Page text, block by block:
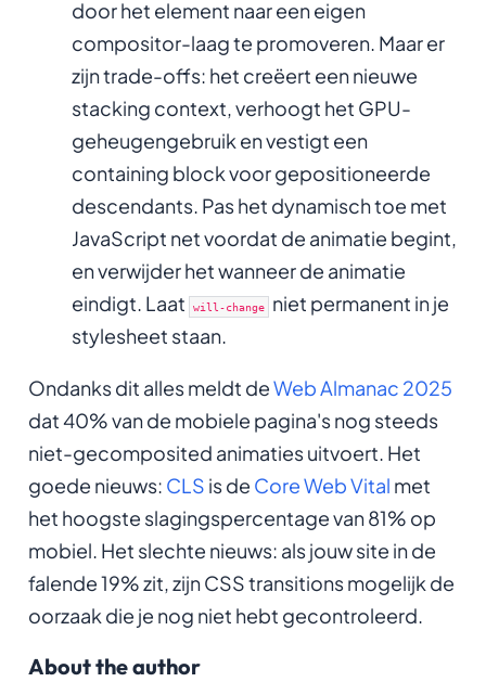
door het element naar een eigen
compositor-laag te promoveren. Maar er
zijn trade-offs: het creëert een nieuwe
stacking context, verhoogt het GPU-
geheugengebruik en vestigt een
containing block voor gepositioneerde
descendants. Pas het dynamisch toe met
JavaScript net voordat de animatie begint,
en verwijder het wanneer de animatie
eindigt. Laat
will-change niet permanent in je
stylesheet staan.
Ondanks dit alles meldt deWeb Almanac 2025
dat 40% van de mobiele pagina's nog steeds
niet-gecomposited animaties uitvoert. Het
goede nieuws: CLS is de Core Web Vital met
het hoogste slagingspercentage van 81% op
mobiel. Het slechte nieuws: als jouw site in de
falende 19% zit, zijn CSS transitions mogelijk de
oorzaak die je nog niet hebt gecontroleerd.
About the author